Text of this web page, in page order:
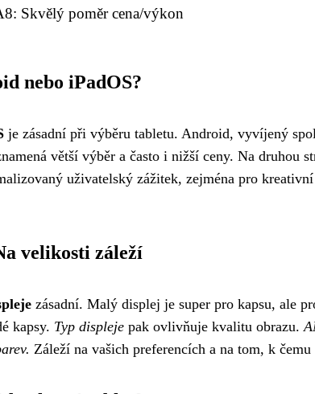
Skvělý poměr cena/výkon
nebo iPadOS?
je zásadní při výběru tabletu. Android, vyvíjený
větší výběr a často i nižší ceny. Na druhou
uživatelský zážitek, zejména pro
velikosti záleží
zásadní. Malý displej je super pro kapsu, ale
kapsy. Typ displeje pak ovlivňuje kvalitu obrazu.
Záleží na vašich preferencích a na tom, k